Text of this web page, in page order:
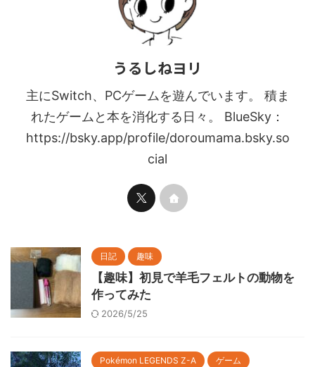
うるしねヨリ
主にSwitch、PCゲームを遊んでいます。 積ま
れたゲームと本を消化する日々。 BlueSky：
https://bsky.app/profile/doroumama.bsky.so
cial
日記 趣味
【趣味】初見で羊毛フェルトの動物を
作ってみた
2026/5/25
Pokémon LEGENDS Z-A ゲーム